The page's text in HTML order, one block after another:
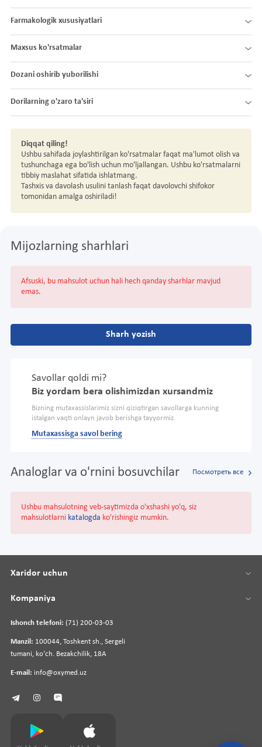
Farmakologik xususiyatlari
Maxsus ko'rsatmalar
Dozani oshirib yuborilishi
Dorilarning o'zaro ta'siri
Diqqat qiling!
Ushbu sahifada joylashtirilgan ko'rsatmalar faqat ma'lumot olish va
tushunchaga ega bo'lish uchun mo'ljallangan. Ushbu ko'rsatmalarni
tibbiy maslahat sifatida ishlatmang.
Tashxis va davolash usulini tanlash faqat davolovchi shifokor
tomonidan amalga oshiriladi!
Mijozlarning sharhlari
Afsuski, bu mahsulot uchun hali hech qanday sharhlar mavjud
emas.
Sharh yozish
Savollar qoldi mi?
Biz yordam bera olishimizdan xursandmiz
Bizning mutaxassislarimiz sizni qiziqtirgan savollarga kunning
istalgan vaqti onlayn javob berishga tayyormiz.
Mutaxassisga savol bering
Analoglar va o'rnini bosuvchilar Посмотреть все
Ushbu mahsulotning veb-saytimizda o'xshashi yo'q, siz
mahsulotlarni katalogda ko'rishingiz mumkin.
Ishonch telefoni: (71) 200-03-03
Manzil: 100044, Toshkent sh., Sergeli
tumani, koʻch. Bezakchilik, 18A
E-mail: info@oxymed.uz
Xaridor uchun
Kompaniya